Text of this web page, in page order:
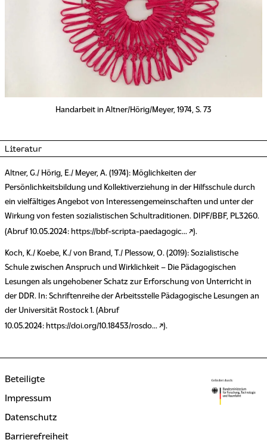
Handarbeit in Altner/Hörig/Meyer, 1974, S. 73
Literatur
Altner, G./ Hörig, E./ Meyer, A. (1974): Möglichkeiten der
Persönlichkeitsbildung und Kollektiverziehung in der Hilfsschule durch
ein vielfältiges Angebot von Interessengemeinschaften und unter der
Wirkung von festen sozialistischen Schultraditionen. DIPF/BBF, PL3260.
(Abruf 10.05.2024: https://bbf-scripta-paedagogic... ).
Koch, K./ Koebe, K./ von Brand, T./ Plessow, O. (2019): Sozialistische
Schule zwischen Anspruch und Wirklichkeit – Die Pädagogischen
Lesungen als ungehobener Schatz zur Erforschung von Unterricht in
der DDR. In: Schriftenreihe der Arbeitsstelle Pädagogische Lesungen an
der Universität Rostock 1. (Abruf
10.05.2024: https://doi.org/10.18453/rosdo... ).
Beteiligte
Impressum
Datenschutz
Barrierefreiheit